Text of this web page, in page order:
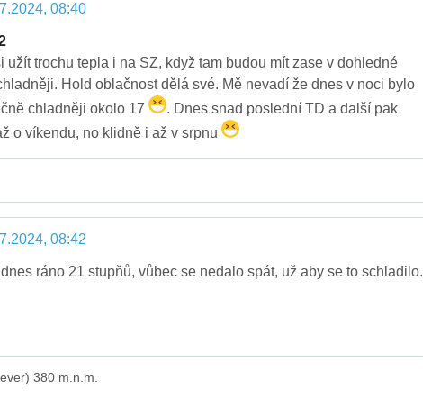
08:40
užít trochu tepla i na SZ, když tam budou mít zase v dohledné
Hold oblačnost dělá své. Mě nevadí že dnes v noci bylo
chladněji okolo 17
. Dnes snad poslední TD a další pak
o víkendu, no klidně i až v srpnu
08:42
ráno 21 stupňů, vůbec se nedalo spát, už aby se to schladilo.
380 m.n.m.